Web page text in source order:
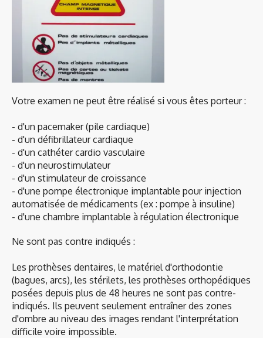
Votre examen ne peut être réalisé si vous êtes porteur :
- d'un pacemaker (pile cardiaque)
- d'un défibrillateur cardiaque
- d'un cathéter cardio vasculaire
- d'un neurostimulateur
- d'un stimulateur de croissance
- d'une pompe électronique implantable pour injection
automatisée de médicaments (ex : pompe à insuline)
- d'une chambre implantable à régulation électronique
Ne sont pas contre indiqués :
Les prothèses dentaires, le matériel d'orthodontie
(bagues, arcs), les stérilets, les prothèses orthopédiques
posées depuis plus de 48 heures ne sont pas contre-
indiqués. Ils peuvent seulement entraîner des zones
d'ombre au niveau des images rendant l'interprétation
difficile voire impossible.